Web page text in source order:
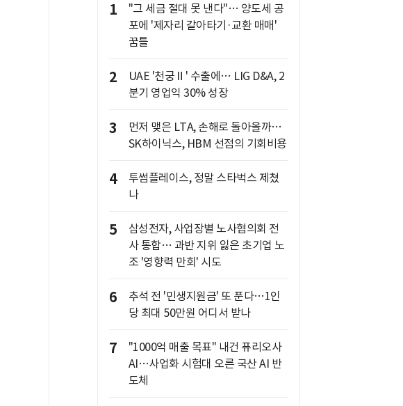
1
"그 세금 절대 못 낸다"… 양도세 공
포에 '제자리 갈아타기·교환 매매'
꿈틀
2
UAE '천궁Ⅱ' 수출에… LIG D&A, 2
분기 영업익 30% 성장
3
먼저 맺은 LTA, 손해로 돌아올까…
SK하이닉스, HBM 선점의 기회비용
4
투썸플레이스, 정말 스타벅스 제쳤
나
5
삼성전자, 사업장별 노사협의회 전
사 통합… 과반 지위 잃은 초기업 노
조 '영향력 만회' 시도
6
추석 전 '민생지원금' 또 푼다…1인
당 최대 50만원 어디서 받나
7
"1000억 매출 목표" 내건 퓨리오사
AI…사업화 시험대 오른 국산 AI 반
도체